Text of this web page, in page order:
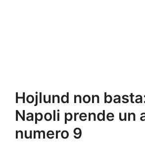
Hojlund non
Napoli prende un
numero 9